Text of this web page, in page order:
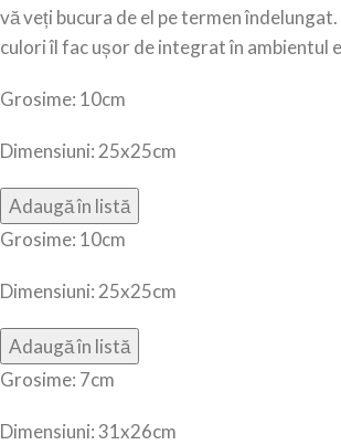
vă veți bucura de el pe termen
culori îl fac ușor de integrat în ambientul
Grosime: 10cm
Dimensiuni: 25x25cm
Grosime: 10cm
Dimensiuni: 25x25cm
Grosime: 7cm
Dimensiuni: 31x26cm